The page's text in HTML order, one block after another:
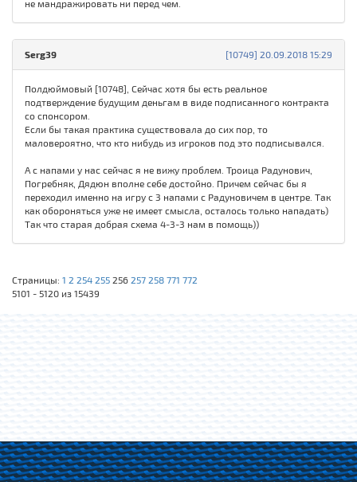
не мандражировать ни перед чем.
[10749] 20.09.2018 15:29
Serg39
Полдюймовый [10748], Сейчас хотя бы есть реальное
подтверждение будущим деньгам в виде подписанного контракта
со спонсором.
Если бы такая практика существовала до сих пор, то
маловероятно, что кто нибудь из игроков под это подписывался.
А с напами у нас сейчас я не вижу проблем. Троица Радунович,
Погребняк, Дядюн вполне себе достойно. Причем сейчас бы я
переходил именно на игру с 3 напами с Радуновичем в центре. Так
как обороняться уже не имеет смысла, осталось только нападать)
Так что старая добрая схема 4-3-3 нам в помощь))
Страницы: 1 2 254 255 256 257 258 771 772
5101 - 5120 из 15439